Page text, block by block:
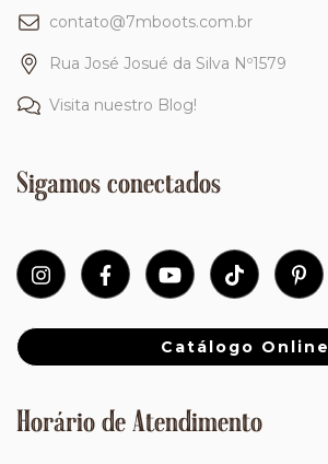
contato@7mboots.com.br
Rua José Josué da Silva Nº1579
Visita nuestro Blog!
Sigamos conectados
Catálogo Online
Horário de Atendimento